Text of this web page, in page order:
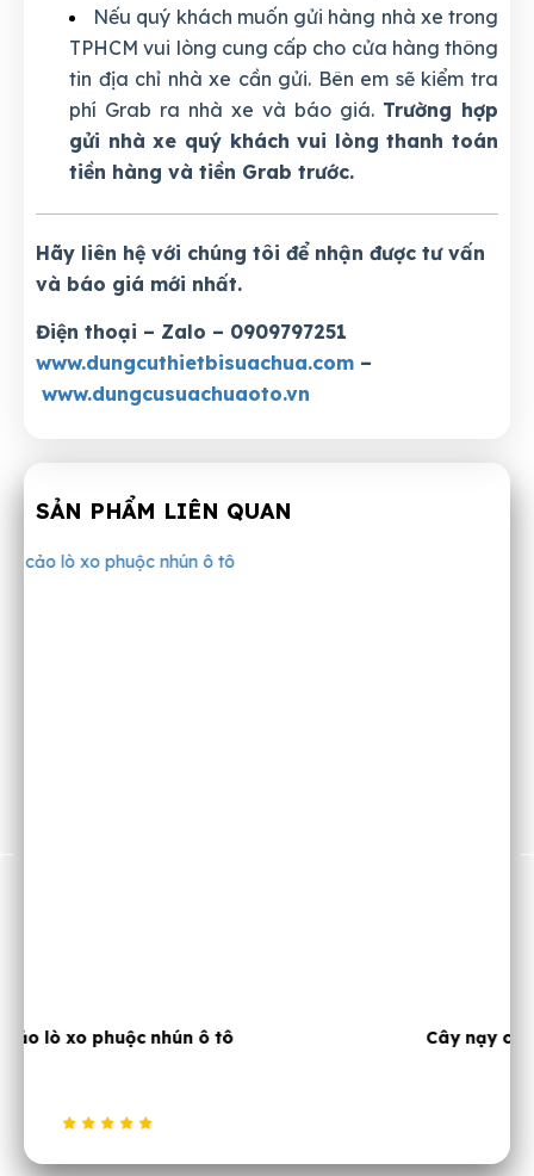
Nếu quý khách muốn gửi hàng nhà xe trong
TPHCM vui lòng cung cấp cho cửa hàng thông
tin địa chỉ nhà xe cần gửi. Bên em sẽ kiểm tra
phí Grab ra nhà xe và báo giá. Trường hợp
gửi nhà xe quý khách vui lòng thanh toán
tiền hàng và tiền Grab trước.
Hãy liên hệ với chúng tôi để nhận được tư vấn
và báo giá mới nhất.
Điện thoại – Zalo – 0909797251
www.dungcuthietbisuachua.com –
www.dungcusuachuaoto.vn
SẢN PHẨM LIÊN QUAN
Cây nạy chuyên làm đồng xe JTC 2537